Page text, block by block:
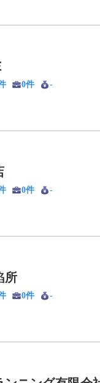
0件 -
0件 -
所
0件 -